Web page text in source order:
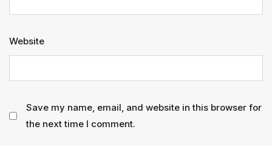
Website
Save my name, email, and website in this browser for
the next time I comment.